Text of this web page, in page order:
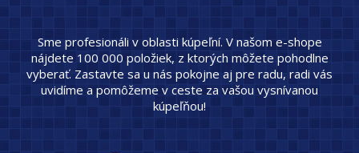
Sme profesionáli v oblasti kúpeľní. V našom e-shope
nájdete 100 000 položiek, z ktorých môžete pohodlne
vyberať. Zastavte sa u nás pokojne aj pre radu, radi vás
uvidíme a pomôžeme v ceste za vašou vysnívanou
kúpeľňou!